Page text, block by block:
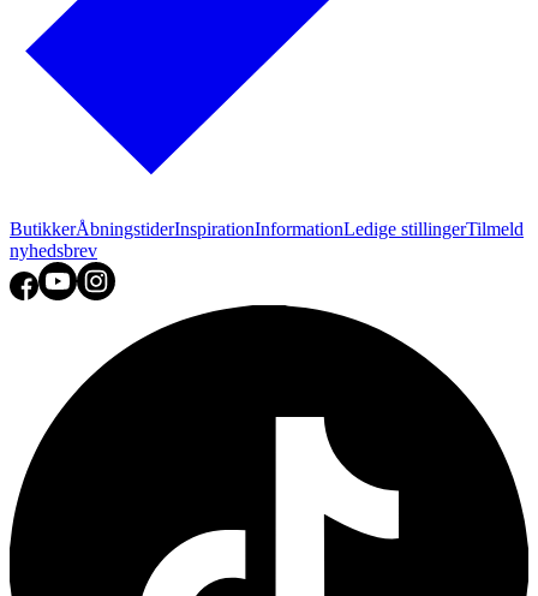
ButikkerÅbningstiderInspirationInformationLedige stillingerTilmeld
nyhedsbrev